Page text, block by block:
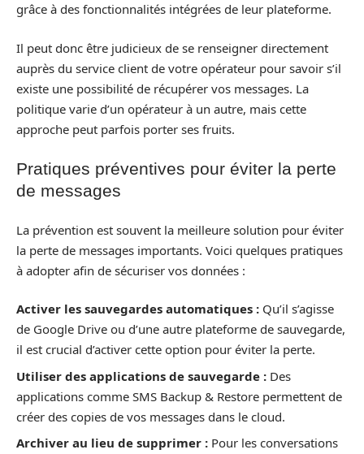
grâce à des fonctionnalités intégrées de leur plateforme.
Il peut donc être judicieux de se renseigner directement
auprès du service client de votre opérateur pour savoir s’il
existe une possibilité de récupérer vos messages. La
politique varie d’un opérateur à un autre, mais cette
approche peut parfois porter ses fruits.
Pratiques préventives pour éviter la perte
de messages
La prévention est souvent la meilleure solution pour éviter
la perte de messages importants. Voici quelques pratiques
à adopter afin de sécuriser vos données :
Activer les sauvegardes automatiques : Qu’il s’agisse
de Google Drive ou d’une autre plateforme de sauvegarde,
il est crucial d’activer cette option pour éviter la perte.
Utiliser des applications de sauvegarde : Des
applications comme SMS Backup & Restore permettent de
créer des copies de vos messages dans le cloud.
Archiver au lieu de supprimer : Pour les conversations